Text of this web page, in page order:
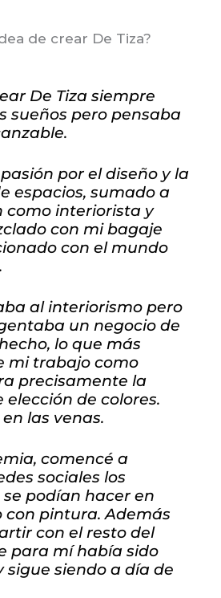
de crear De Tiza?
De Tiza siempre
sueños pero pensaba
por el diseño y la
espacios, sumado a
como interiorista y
con mi bagaje
con el mundo
al interiorismo pero
un negocio de
lo que más
mi trabajo como
precisamente la
de colores.
las venas.
comencé a
sociales los
podían hacer en
con pintura. Además
con el resto del
para mí había sido
sigue siendo a día de